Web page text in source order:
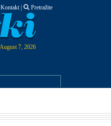
Kontakt| Pretražite
August 7, 2026